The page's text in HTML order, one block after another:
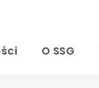
O SSG